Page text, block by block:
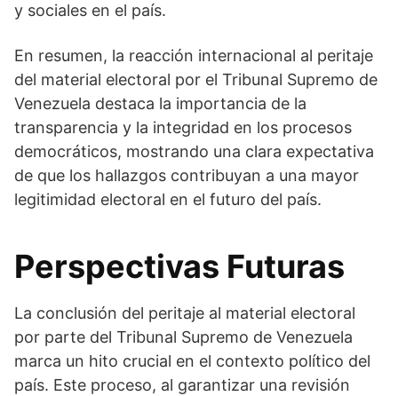
y sociales en el país.
En resumen, la reacción internacional al peritaje
del material electoral por el Tribunal Supremo de
Venezuela destaca la importancia de la
transparencia y la integridad en los procesos
democráticos, mostrando una clara expectativa
de que los hallazgos contribuyan a una mayor
legitimidad electoral en el futuro del país.
Perspectivas Futuras
La conclusión del peritaje al material electoral
por parte del Tribunal Supremo de Venezuela
marca un hito crucial en el contexto político del
país. Este proceso, al garantizar una revisión